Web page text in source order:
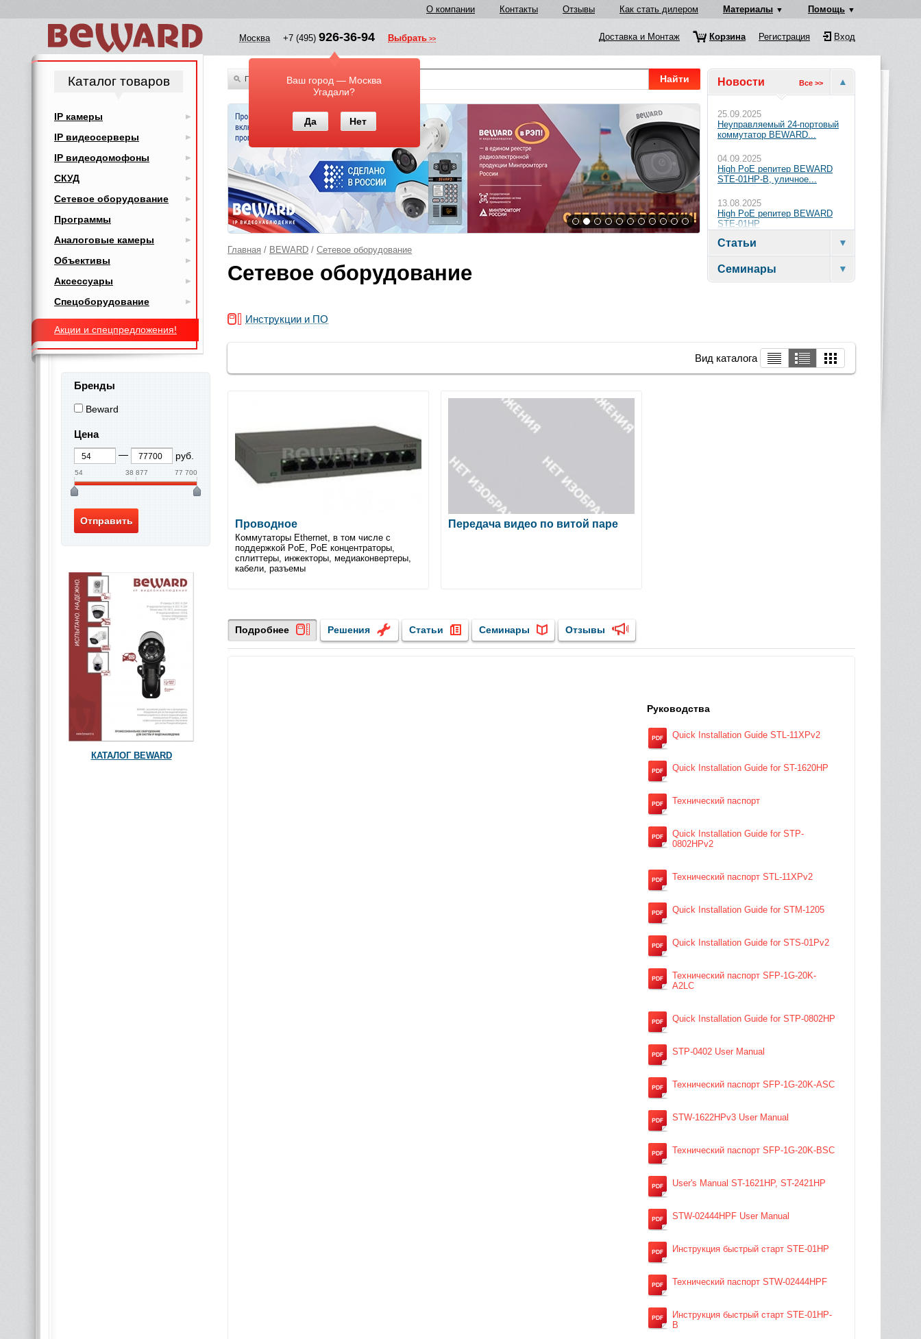
О компании Контакты Отзывы Как стать дилером Материалы Помощь
Москва +7 (495) 926-36-94
Ваш город — Москва
Угадали?
Да Нет
Выбрать Доставка и Монтаж Корзина Регистрация Вход
Новости Все >>
25.09.2025
Неуправляемый 24-портовый
коммутатор BEWARD...
04.09.2025
High PoE репитер BEWARD
STE-01HP-B, уличное...
13.08.2025
High PoE репитер BEWARD
STE-01HP
Статьи
Семинары
По всему каталогу Найти
Главная / BEWARD / Сетевое оборудование
Сетевое оборудование
Инструкции и ПО
Вид каталога
Проводное
Коммутаторы Ethernet, в том числе с
поддержкой PoE, РoЕ концентраторы,
сплиттеры, инжекторы, медиаконвертеры,
кабели, разъемы
Передача видео по витой паре
Подробнее Решения Статьи Семинары Отзывы
Руководства
Quick Installation Guide STL-11XPv2
Quick Installation Guide for ST-1620HP
Технический паспорт
Quick Installation Guide for STP-
0802HPv2
Технический паспорт STL-11XPv2
Quick Installation Guide for STM-1205
Quick Installation Guide for STS-01Pv2
Технический паспорт SFP-1G-20K-
A2LC
Quick Installation Guide for STP-0802HP
STP-0402 User Manual
Технический паспорт SFP-1G-20K-ASC
STW-1622HPv3 User Manual
Технический паспорт SFP-1G-20K-BSC
User's Manual ST-1621HP, ST-2421HP
STW-02444HPF User Manual
Инструкция быстрый старт STE-01HP
Технический паспорт STW-02444HPF
Инструкция быстрый старт STE-01HP-
B
Каталог товаров
IP камеры
IP видеосерверы
IP видеодомофоны
СКУД
Сетевое оборудование
Программы
Аналоговые камеры
Объективы
Аксессуары
Спецоборудование
Акции и спецпредложения!
Бренды
Beward
Цена
руб.
54 38 877 77 700
КАТАЛОГ BEWARD